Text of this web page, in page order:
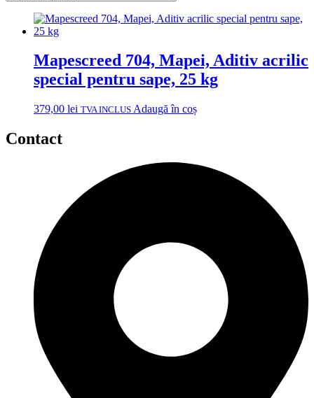
Mapescreed 704, Mapei, Aditiv acrilic
special pentru sape, 25 kg
379,00 lei TVA INCLUS Adaugă în coș
Contact